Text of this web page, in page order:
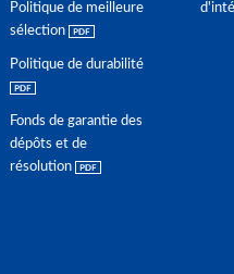
Politique de meilleure
sélection
Politique de durabilité
Fonds de garantie des
dépôts et de
résolution